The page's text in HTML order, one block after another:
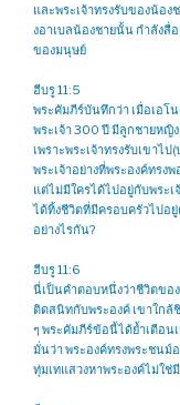
และพระเจ้าทรงรับของน้อง
งอาเบลน้องชายนั้น กำลังสื่
ของมนุษย์
ฮีบรู 11:5
พระคัมภีร์บันทึกว่า เมื่อเอ
พระเจ้า 300 ปี มีลูกชายหญิ
เพราะพระเจ้าทรงรับเขาไ
พระเจ้าอย่างที่พระองค์ทรง
แต่ไม่มีใครได้ไปอยู่กับพระเ
ได้ทิ้งชีวิตที่มีครอบครัวไปอ
อย่างไรกัน?
ฮีบรู 11:6
นี่เป็นคำตอบหนึ่งว่าชีวิตของ
ติดสนิทกับพระองค์ เขาใกล้
ๆ พระคัมภีร์ข้อนี้ได้ย้ำเตือน
มั่นว่า พระองค์ทรงพระชนม์
ทุ่มเทแสวงหาพระองค์ไม่ใ